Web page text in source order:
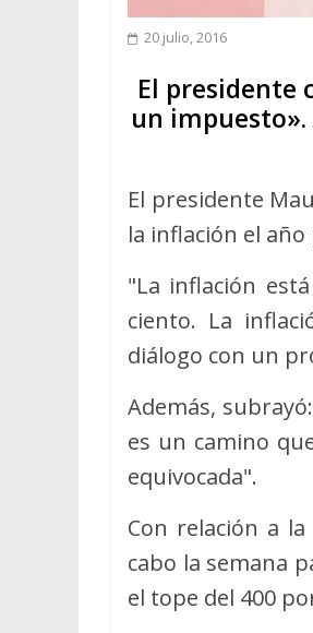
20 julio, 2016
El presidente
un impuesto».
El presidente
la inflación el
"La inflación
ciento. La
diálogo con un
Además,
es un camino
equivocada".
Con relación a
cabo la semana
el tope del 400